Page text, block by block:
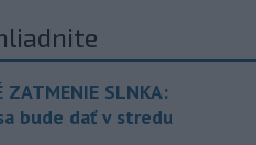
ZATMENIE SLNKA:
bude dať v stredu